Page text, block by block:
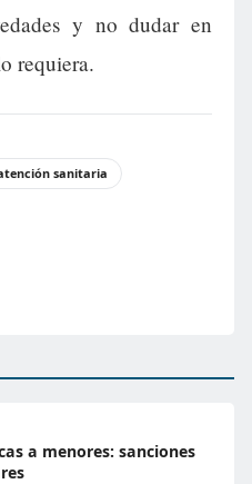
y no dudar en
requiera.
sanitaria
a menores: sanciones